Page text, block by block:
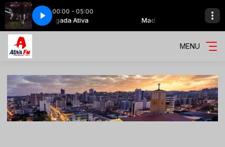
00:00 - 05:00
Madrugada Ativa Madrugada Ativa
MENU